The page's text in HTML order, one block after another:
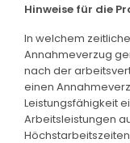
Hinweise für die
In welchem
Annahmeverzug
nach der
einen
Leistungsfähigkeit
Arbeitsleistungen